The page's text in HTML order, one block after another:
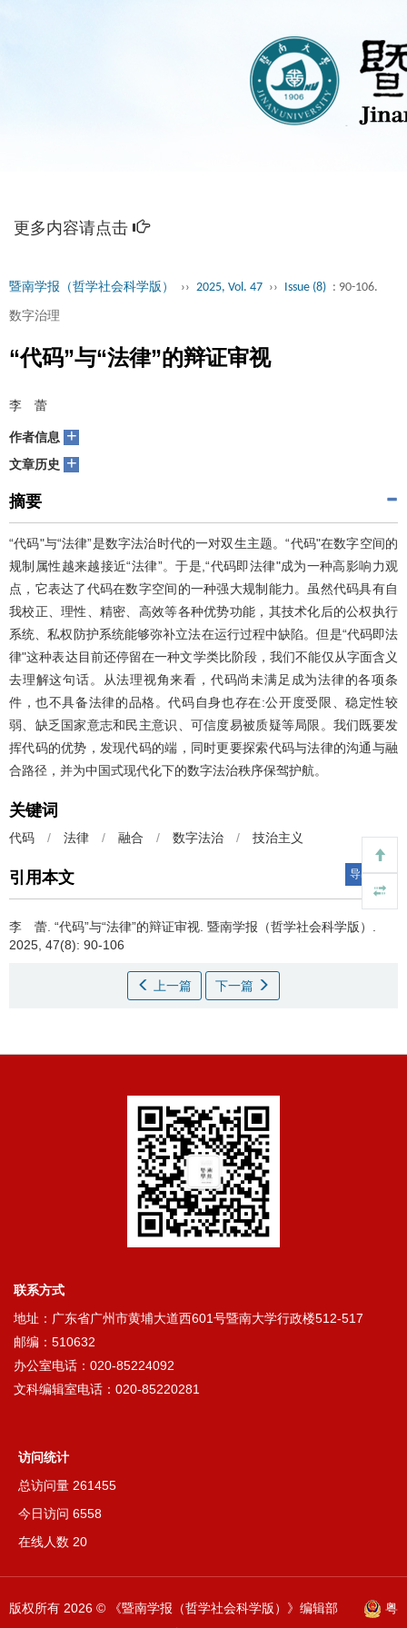
更多内容请点击
暨南学报（哲学社会科学版） ›› 2025, Vol. 47 ›› Issue (8) : 90-106.
数字治理
“代码”与“法律”的辩证审视
李 蕾
作者信息 +
文章历史 +
摘要
“代码"与“法律”是数字法治时代的一对双生主题。“代码"在数字空间的
规制属性越来越接近“法律”。于是,“代码即法律"成为一种高影响力观
点，它表达了代码在数字空间的一种强大规制能力。虽然代码具有自
我校正、理性、精密、高效等各种优势功能，其技术化后的公权执行
系统、私权防护系统能够弥补立法在运行过程中缺陷。但是“代码即法
律"这种表达目前还停留在一种文学类比阶段，我们不能仅从字面含义
去理解这句话。从法理视角来看，代码尚未满足成为法律的各项条
件，也不具备法律的品格。代码自身也存在:公开度受限、稳定性较
弱、缺乏国家意志和民主意识、可信度易被质疑等局限。我们既要发
挥代码的优势，发现代码的端，同时更要探索代码与法律的沟通与融
合路径，并为中国式现代化下的数字法治秩序保驾护航。
关键词
代码 / 法律 / 融合 / 数字法治 / 技治主义
引用本文 导出引用
李 蕾. “代码”与“法律”的辩证审视. 暨南学报（哲学社会科学版）.
2025, 47(8): 90-106
上一篇 下一篇
联系方式
地址：广东省广州市黄埔大道西601号暨南大学行政楼512-517
邮编：510632
办公室电话：020-85224092
文科编辑室电话：020-85220281
访问统计
总访问量 261455
今日访问 6558
在线人数 20
版权所有 2026 © 《暨南学报（哲学社会科学版）》编辑部
粤